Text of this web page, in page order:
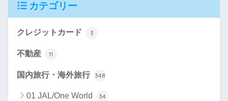
カテゴリー
クレジットカード 3
不動産 11
国内旅行・海外旅行 348
01 JAL/One World 34